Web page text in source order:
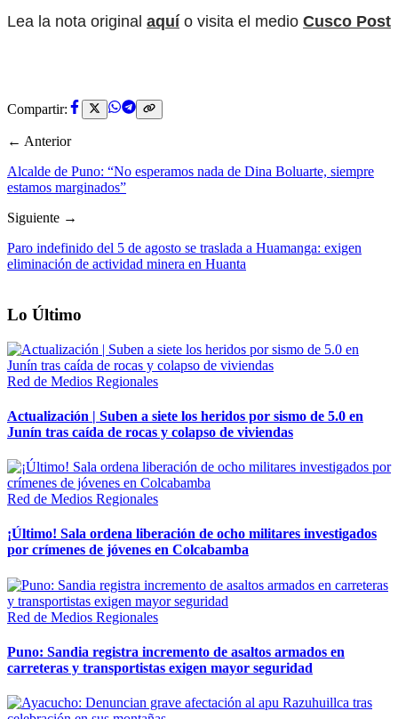
Lea la nota original aquío visita el medio Cusco Post
Compartir:
← Anterior
Alcalde de Puno: “No esperamos nada de Dina Boluarte, siempre
estamos marginados”
Siguiente →
Paro indefinido del 5 de agosto se traslada a Huamanga: exigen
eliminación de actividad minera en Huanta
Lo Último
Red de Medios Regionales
Actualización | Suben a siete los heridos por sismo de 5.0 en
Junín tras caída de rocas y colapso de viviendas
Red de Medios Regionales
¡Último! Sala ordena liberación de ocho militares investigados
por crímenes de jóvenes en Colcabamba
Red de Medios Regionales
Puno: Sandia registra incremento de asaltos armados en
carreteras y transportistas exigen mayor seguridad